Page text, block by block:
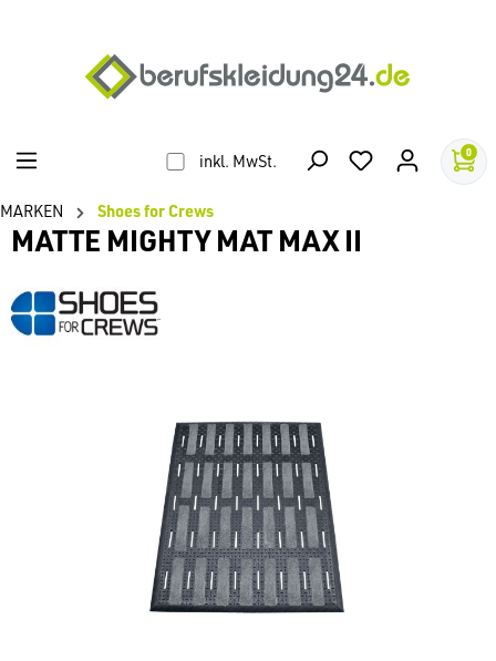
inkl. MwSt. 0
MARKEN Shoes for Crews
MATTE MIGHTY MAT MAX II